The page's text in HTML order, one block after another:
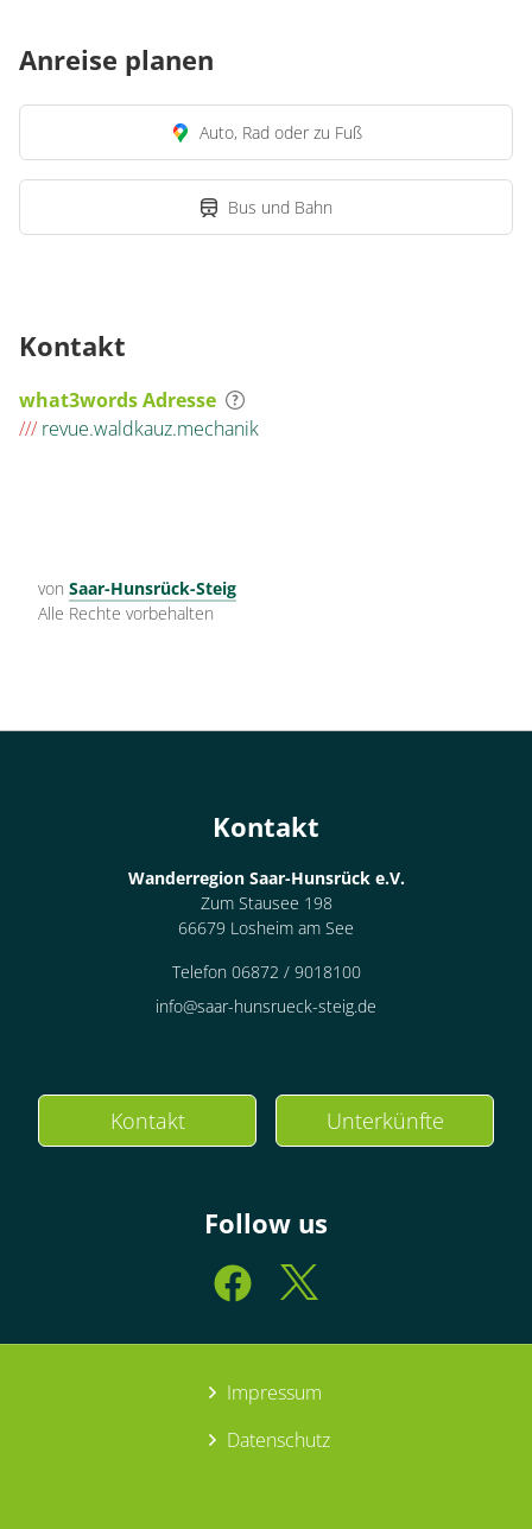
Anreise planen
Auto, Rad oder zu Fuß
Bus und Bahn
Kontakt
what3words Adresse
/// revue.waldkauz.mechanik
von Saar-Hunsrück-Steig
Alle Rechte vorbehalten
Kontakt
Wanderregion Saar-Hunsrück e.V.
Zum Stausee 198
66679 Losheim am See
Telefon 06872 / 9018100
info@saar-hunsrueck-steig.de
Kontakt Unterkünfte
Follow us
Impressum
Datenschutz